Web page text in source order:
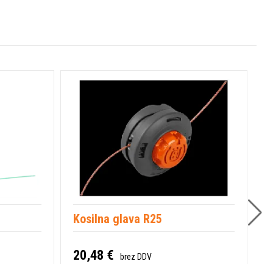
Kosilna glava R25
20,48 € brez DDV